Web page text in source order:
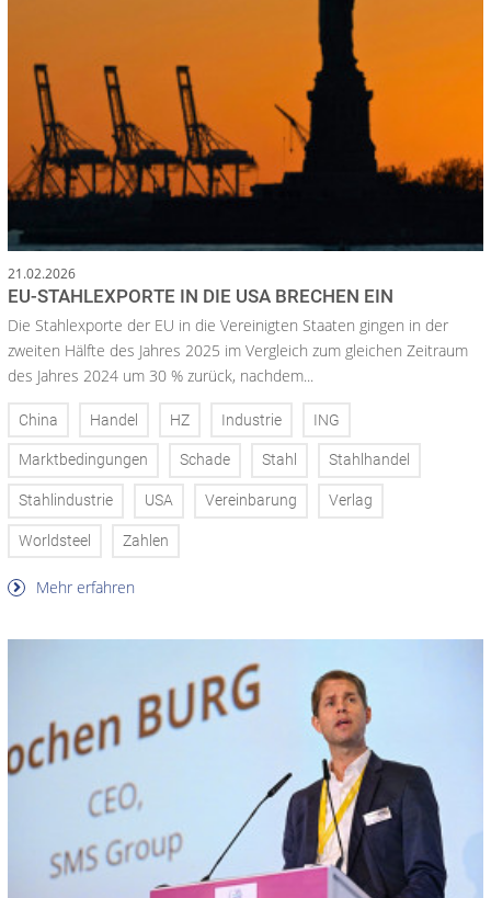
21.02.2026
EU-STAHLEXPORTE IN DIE USA BRECHEN EIN
Die Stahlexporte der EU in die Vereinigten Staaten gingen in der
zweiten Hälfte des Jahres 2025 im Vergleich zum gleichen Zeitraum
des Jahres 2024 um 30 % zurück, nachdem...
China Handel HZ Industrie ING
Marktbedingungen Schade Stahl Stahlhandel
Stahlindustrie USA Vereinbarung Verlag
Worldsteel Zahlen
Mehr erfahren